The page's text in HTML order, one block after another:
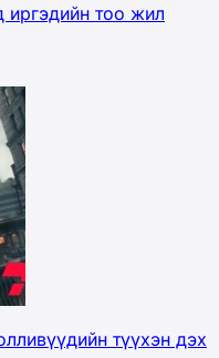
тоо жил
түүхэн дэх